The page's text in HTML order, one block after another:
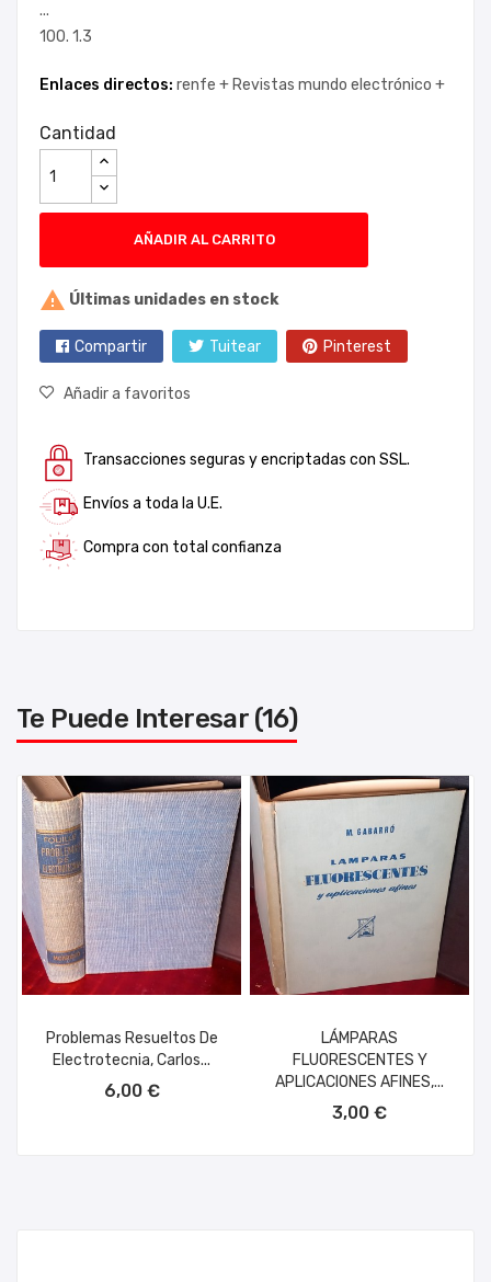
...
100. 1.3
Enlaces directos: renfe + Revistas mundo electrónico +
Cantidad
AÑADIR AL CARRITO
 Últimas unidades en stock
Compartir Tuitear Pinterest
Añadir a favoritos
Transacciones seguras y encriptadas con SSL.
Envíos a toda la U.E.
Compra con total confianza
Te Puede Interesar (16)
Problemas Resueltos De
Electrotecnia, Carlos...
6,00 €
LÁMPARAS
FLUORESCENTES Y
APLICACIONES AFINES,...
3,00 €